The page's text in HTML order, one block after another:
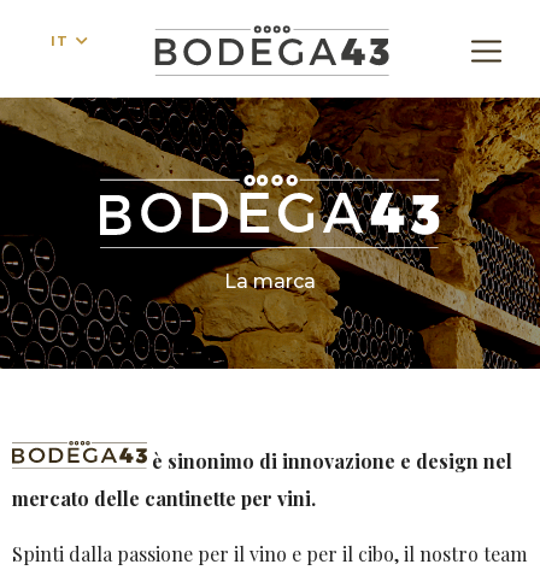
IT
La marca
è sinonimo di innovazione e design nel
mercato delle cantinette per vini.
Spinti dalla passione per il vino e per il cibo, il nostro team